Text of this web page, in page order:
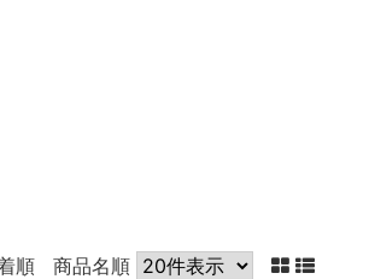
順 商品名順